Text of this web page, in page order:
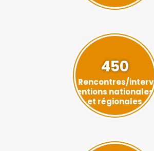
450
Rencontres/interv
entions nationales
et régionales